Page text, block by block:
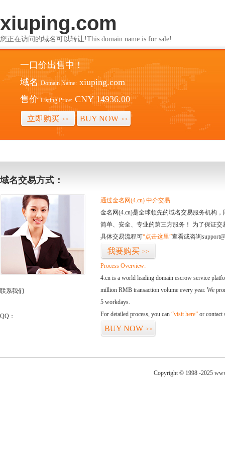
xiuping.com
您正在访问的域名可以转让!This domain name is for sale!
一口价出售中！
域名 Domain Name: xiuping.com
售价 Listing Price: CNY 14936.00
立即购买 >> BUY NOW >>
域名交易方式：
联系我们
QQ：
通过金名网(4.cn) 中介交易
金名网(4.cn)是全球领先的域名交易服务机构
简单、安全、专业的第三方服务！ 为了保证
具体交易流程可“点击这里”查看或咨询
我要购买 >>
Process Overview:
4.cn is a world leading domain escrow service
million RMB transaction volume every year. We
5 workdays.
For detailed process, you can “visit here” or contact
BUY NOW >>
Copyright © 1998 -2025